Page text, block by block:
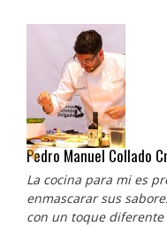
Pedro Manuel Collado
La cocina para mi es
enmascarar sus
con un toque diferente